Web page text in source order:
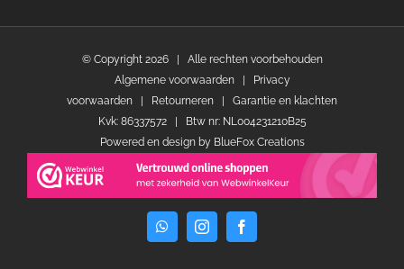
© Copyright 2026 | Alle rechten voorbehouden
Algemene voorwaarden|
Privacy
voorwaarden
Retourneren
Garantie en klachten
Kvk: 86337572 | Btw nr: NL004231210B25
Powered en design by BlueFox Creations
WhatsAppInstagramFacebook